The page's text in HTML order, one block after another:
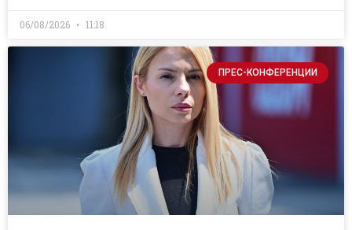
06/08/2026 11:18
ПРЕС-КОНФЕРЕНЦИИ